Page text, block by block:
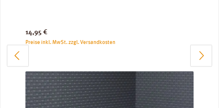
Regulärer Preis:
14,95 €
Preise inkl. MwSt. zzgl. Versandkosten